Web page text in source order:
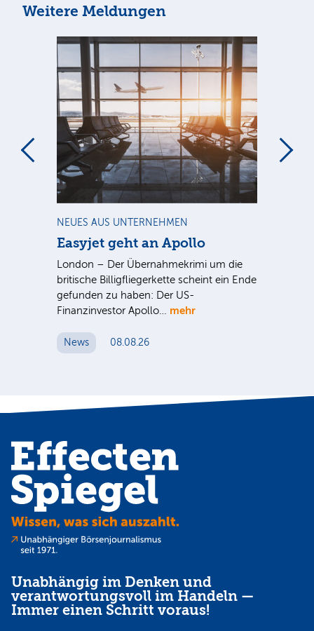
Weitere Meldungen
NEUES AUS UNTERNEHMEN
Easyjet geht an Apollo
London – Der Übernahmekrimi um die
britische Billigfliegerkette scheint ein Ende
gefunden zu haben: Der US-
Finanzinvestor Apollo… mehr
News 08.08.26
Unabhängig im Denken und
verantwortungsvoll im Handeln —
Immer einen Schritt voraus!